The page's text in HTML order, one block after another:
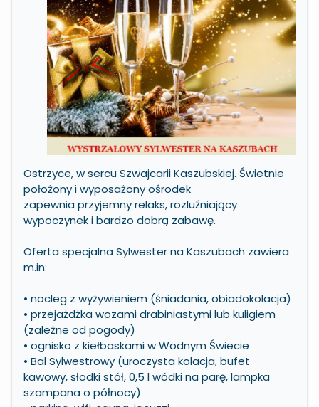
Ostrzyce, w sercu Szwajcarii Kaszubskiej. Świetnie
położony i wyposażony ośrodek
zapewnia przyjemny relaks, rozluźniający
wypoczynek i bardzo dobrą zabawę.
Oferta specjalna Sylwester na Kaszubach zawiera
m.in:
• nocleg z wyżywieniem (śniadania, obiadokolacja)
• przejażdżka wozami drabiniastymi lub kuligiem
(zależne od pogody)
• ognisko z kiełbaskami w Wodnym Świecie
• Bal Sylwestrowy (uroczysta kolacja, bufet
kawowy, słodki stół, 0,5 l wódki na parę, lampka
szampana o północy)